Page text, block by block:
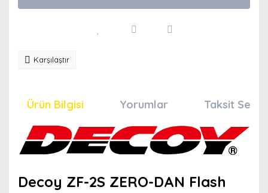
Karşılaştır
Ürün Bilgisi Yorumlar Taksit
Decoy ZF-2S ZERO-DAN Flash